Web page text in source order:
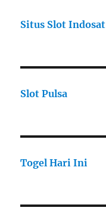
Situs Slot Indosat
Slot Pulsa
Togel Hari Ini